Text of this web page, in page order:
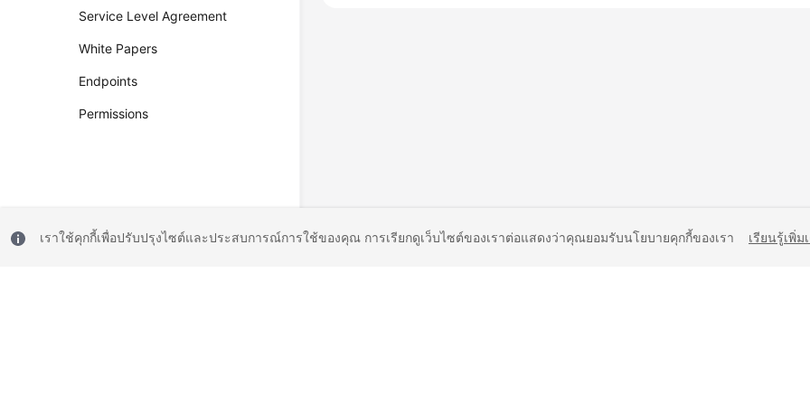
Service Level Agreement
White Papers
Endpoints
Permissions
เราใช้คุกกี้เพื่อปรับปรุงไซต์และประสบการณ์การใช้ของคุณ การเรียกดูเว็บไซต์ของเราต่อแสดงว่าคุณยอมรับนโยบายคุกกี้ของเรา เรียนรู้เพิ่ม